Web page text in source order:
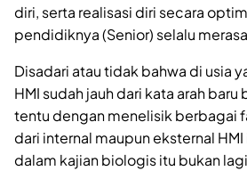
diri, serta realisasi diri secara
pendidiknya (Senior) selalu
Disadari atau tidak bahwa di usia
HMI sudah jauh dari kata arah
tentu dengan menelisik berbagai
dari internal maupun eksternal
dalam kajian biologis itu bukan